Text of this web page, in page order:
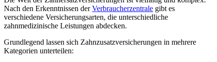
Nach den Erkenntnissen derVerbraucherzentrale gibt es
verschiedene Versicherungsarten, die unterschiedliche
zahnmedizinische Leistungen abdecken.
Grundlegend lassen sich Zahnzusatzversicherungen in mehrere
Kategorien unterteilen: